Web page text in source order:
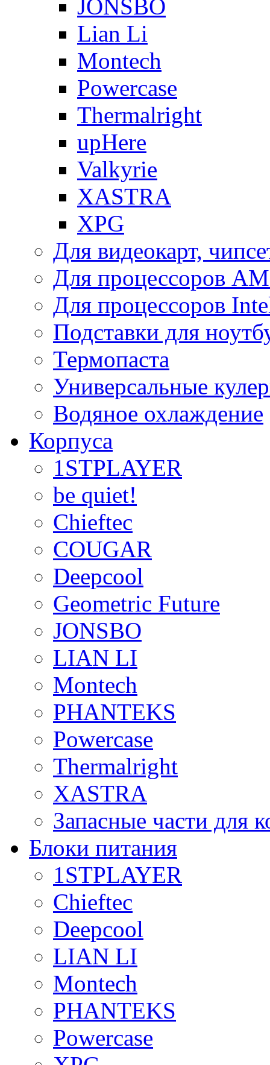
JONSBO
Lian Li
Montech
Powercase
Thermalright
upHere
Valkyrie
XASTRA
XPG
Для видеокарт,
Для процессоров
Для процессоров
Подставки для
Термопаста
Универсальные
Водяное охлаждение
Корпуса
1STPLAYER
be quiet!
Chieftec
COUGAR
Deepcool
Geometric Future
JONSBO
LIAN LI
Montech
PHANTEKS
Powercase
Thermalright
XASTRA
Запасные части для
Блоки питания
1STPLAYER
Chieftec
Deepcool
LIAN LI
Montech
PHANTEKS
Powercase